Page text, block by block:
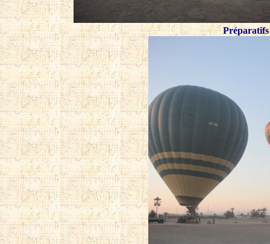
Préparatifs